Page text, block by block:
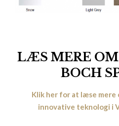
LÆS MERE
BOCH
Klik her for at læse mere
innovative teknologi i